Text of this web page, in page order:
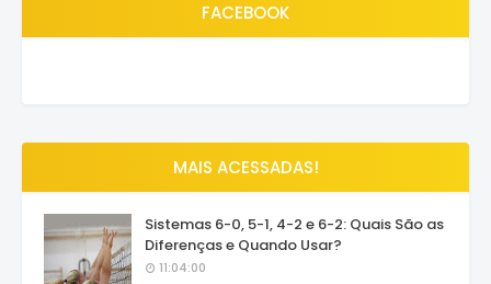
FACEBOOK
MAIS ACESSADAS!
Sistemas 6-0, 5-1, 4-2 e 6-2: Quais São as
Diferenças e Quando Usar?
11:04:00